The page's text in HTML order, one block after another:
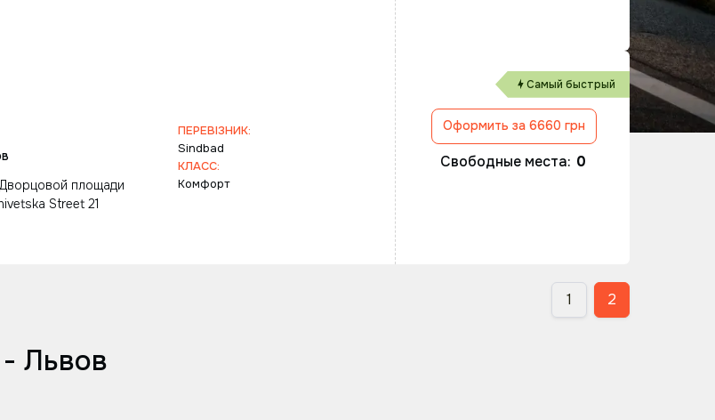
площади
Street 21
ПЕРЕВІЗНИК:
Sindbad
КЛАСС:
Комфорт
Самый быстрый
Оформить за 6660 грн
Свободные места: 0
1 2
Львов